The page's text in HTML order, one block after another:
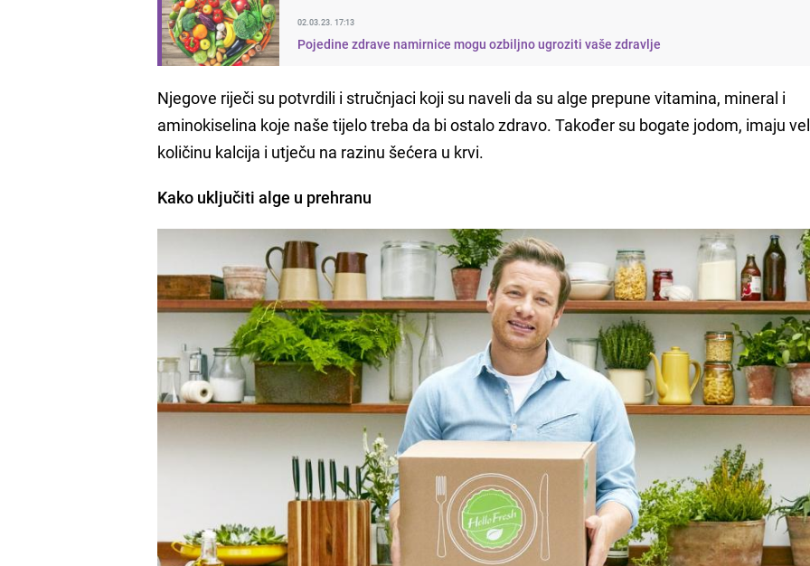
02.03.23. 17:13
Pojedine zdrave namirnice mogu ozbiljno ugroziti vaše zdravlje
Njegove riječi su potvrdili i stručnjaci koji su naveli da su alge prepune vitamina, mineral i
aminokiselina koje naše tijelo treba da bi ostalo zdravo. Također su bogate jodom, imaju
količinu kalcija i utječu na razinu šećera u krvi.
Kako uključiti alge u prehranu